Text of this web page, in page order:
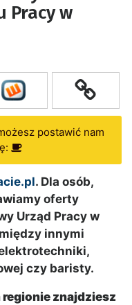
Pracy w
postawić nam
. Dla osób,
oferty
Urząd Pracy w
innymi
czy baristy.
znajdziesz